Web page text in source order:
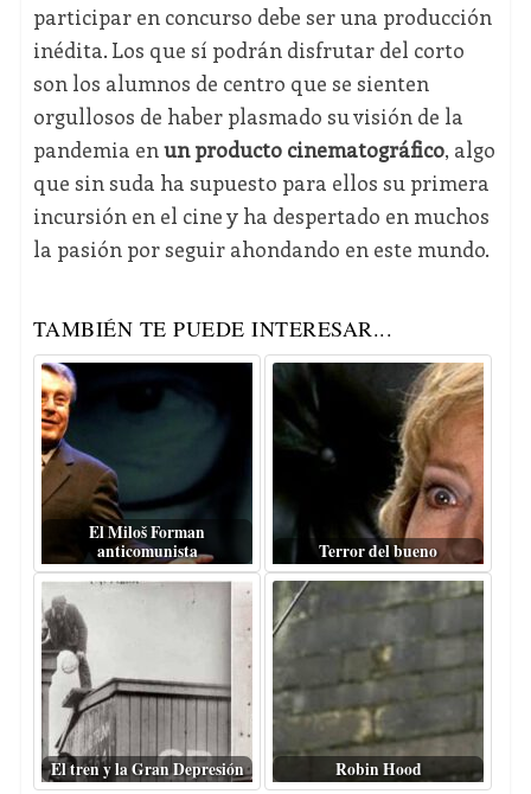
participar en concurso debe ser una producción
inédita. Los que sí podrán disfrutar del corto
son los alumnos de centro que se sienten
orgullosos de haber plasmado su visión de la
pandemia enun producto cinematográfico, algo
que sin suda ha supuesto para ellos su primera
incursión en el cine y ha despertado en muchos
la pasión por seguir ahondando en este mundo.
TAMBIÉN TE PUEDE INTERESAR...
El Miloš Forman
anticomunista
Terror del bueno
El tren y la Gran Depresión Robin Hood